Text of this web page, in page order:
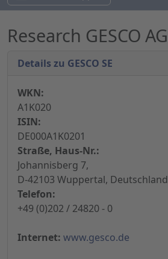
Research GESCO AG
Details zu GESCO SE
WKN:
A1K020
ISIN:
DE000A1K0201
Straße, Haus-Nr.:
Johannisberg 7,
D-42103 Wuppertal, Deutschland
Telefon:
+49 (0)202 / 24820 - 0
Internet: www.gesco.de